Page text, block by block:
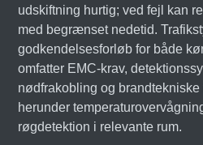
udskiftning hurtig; ved fejl kan
med begrænset nedetid.
godkendelsesforløb for både
omfatter EMC-krav,
nødfrakobling og brandtekniske
herunder
røgdetektion i relevante rum.